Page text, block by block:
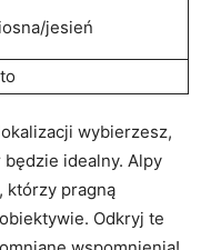
jesień
wybierzesz,
idealny. Alpy
którzy ‌pragną
Odkryj te